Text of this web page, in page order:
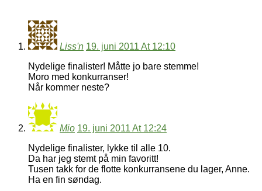
Liss'n 19. juni 2011 At 12:10
Nydelige finalister! Måtte jo bare stemme!
Moro med konkurranser!
Når kommer neste?
Mio 19. juni 2011 At 12:24
Nydelige finalister, lykke til alle 10.
Da har jeg stemt på min favoritt!
Tusen takk for de flotte konkurransene du lager, Anne.
Ha en fin søndag.